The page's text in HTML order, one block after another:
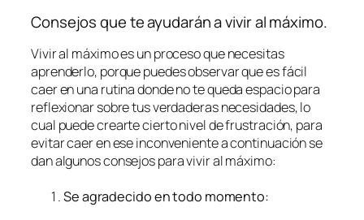
Consejos que te ayudarán a vivir al máximo.
Vivir al máximo es un proceso que necesitas
aprenderlo, porque puedes observar que es fácil
caer en una rutina donde no te queda espacio para
reflexionar sobre tus verdaderas necesidades, lo
cual puede crearte cierto nivel de frustración, para
evitar caer en ese inconveniente a continuación se
dan algunos consejos para vivir al máximo:
Se agradecido en todo momento: